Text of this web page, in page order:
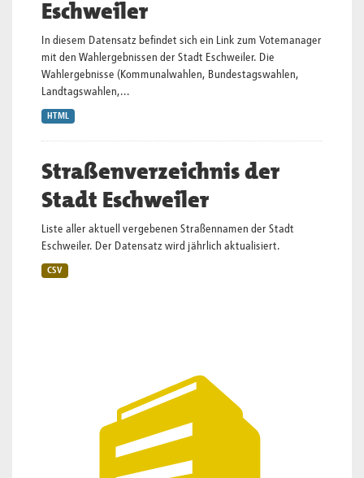
Eschweiler
In diesem Datensatz befindet sich ein Link zum Votemanager
mit den Wahlergebnissen der Stadt Eschweiler. Die
Wahlergebnisse (Kommunalwahlen, Bundestagswahlen,
Landtagswahlen,...
HTML
Straßenverzeichnis der
Stadt Eschweiler
Liste aller aktuell vergebenen Straßennamen der Stadt
Eschweiler. Der Datensatz wird jährlich aktualisiert.
CSV